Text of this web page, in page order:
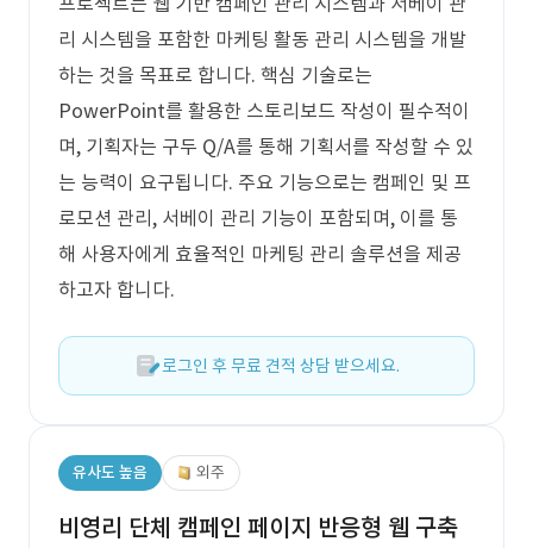
리 시스템을 포함한 마케팅 활동 관리 시스템을 개발
하는 것을 목표로 합니다. 핵심 기술로는
PowerPoint를 활용한 스토리보드 작성이 필수적이
며, 기획자는 구두 Q/A를 통해 기획서를 작성할 수 있
는 능력이 요구됩니다. 주요 기능으로는 캠페인 및 프
로모션 관리, 서베이 관리 기능이 포함되며, 이를 통
해 사용자에게 효율적인 마케팅 관리 솔루션을 제공
하고자 합니다.
로그인 후 무료 견적 상담 받으세요.
유사도 높음 외주
비영리 단체 캠페인 페이지 반응형 웹 구축